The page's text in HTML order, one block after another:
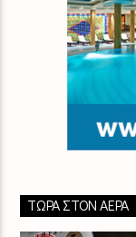
ΤΏΡΑ ΣΤΟΝ ΑΈΡΑ